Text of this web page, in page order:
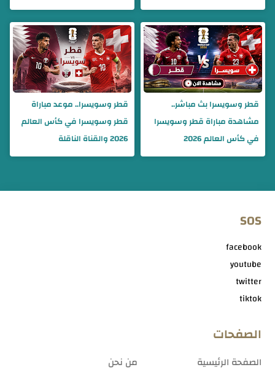
قطر وسويسرا بث مباشر..
مشاهدة مباراة قطر وسويسرا
في كأس العالم 2026
قطر وسويسرا.. موعد مباراة
قطر وسويسرا في كأس العالم
2026 والقناة الناقلة
الصفحات
الصفحة الرئيسية
من نحن
SOS
facebook
youtube
twitter
tiktok